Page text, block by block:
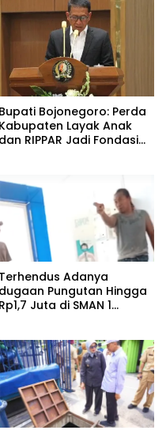
Bupati Bojonegoro: Perda
Kabupaten Layak Anak
dan RIPPAR Jadi Fondasi
Terhendus Adanya
dugaan Pungutan Hingga
Rp1,7 Juta di SMAN 1
Konfirmasi